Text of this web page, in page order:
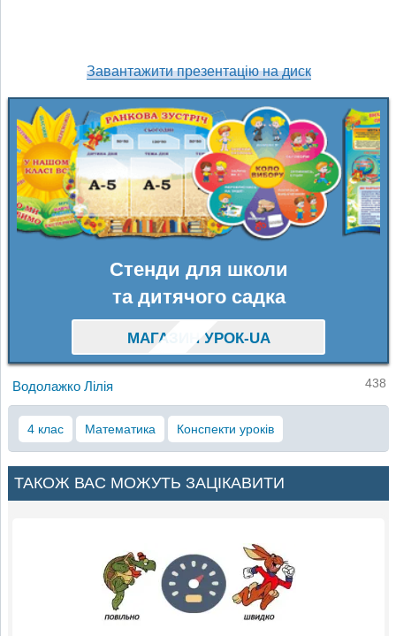
Завантажити презентацію на диск
Стенди для школи
та дитячого садка
МАГАЗИН УРОК-UA
Водолажко Лілія 438
4 клас Математика Конспекти уроків
ТАКОЖ ВАС МОЖУТЬ ЗАЦІКАВИТИ